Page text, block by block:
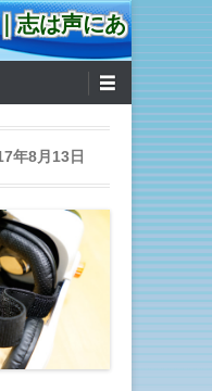
志は声にあ
年8月13日